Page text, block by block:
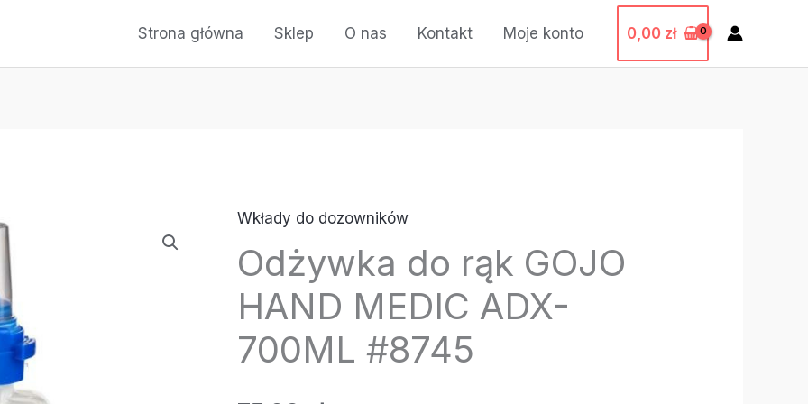
Strona główna Sklep O nas Kontakt Moje konto 0,00 zł
Wkłady do dozowników
Odżywka do rąk GOJO
HAND MEDIC ADX-
700ML #8745